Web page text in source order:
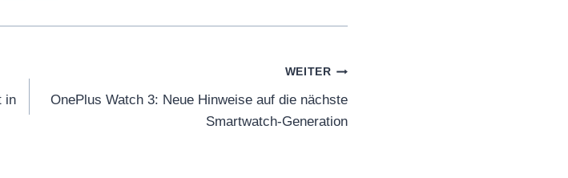
in
WEITER
OnePlus Watch 3: Neue Hinweise auf die nächste
Smartwatch-Generation